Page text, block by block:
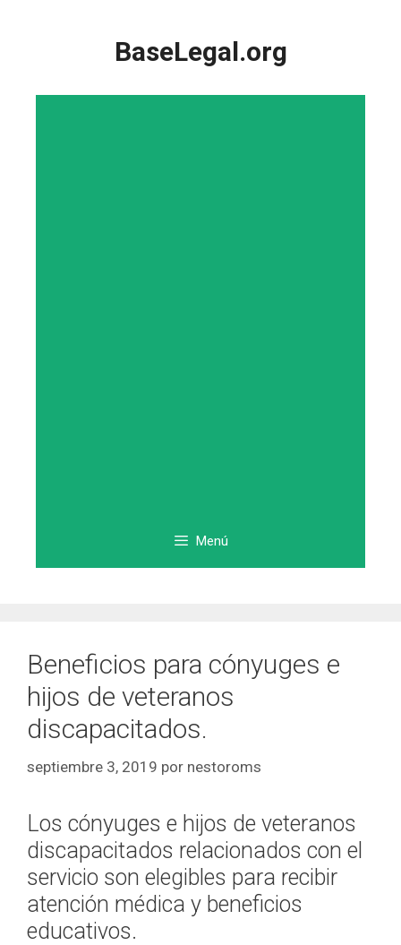
BaseLegal.org
Menú
Beneficios para cónyuges e
hijos de veteranos
discapacitados.
septiembre 3, 2019 por nestoroms
Los cónyuges e hijos de veteranos
discapacitados relacionados con el
servicio son elegibles para recibir
atención médica y beneficios
educativos.